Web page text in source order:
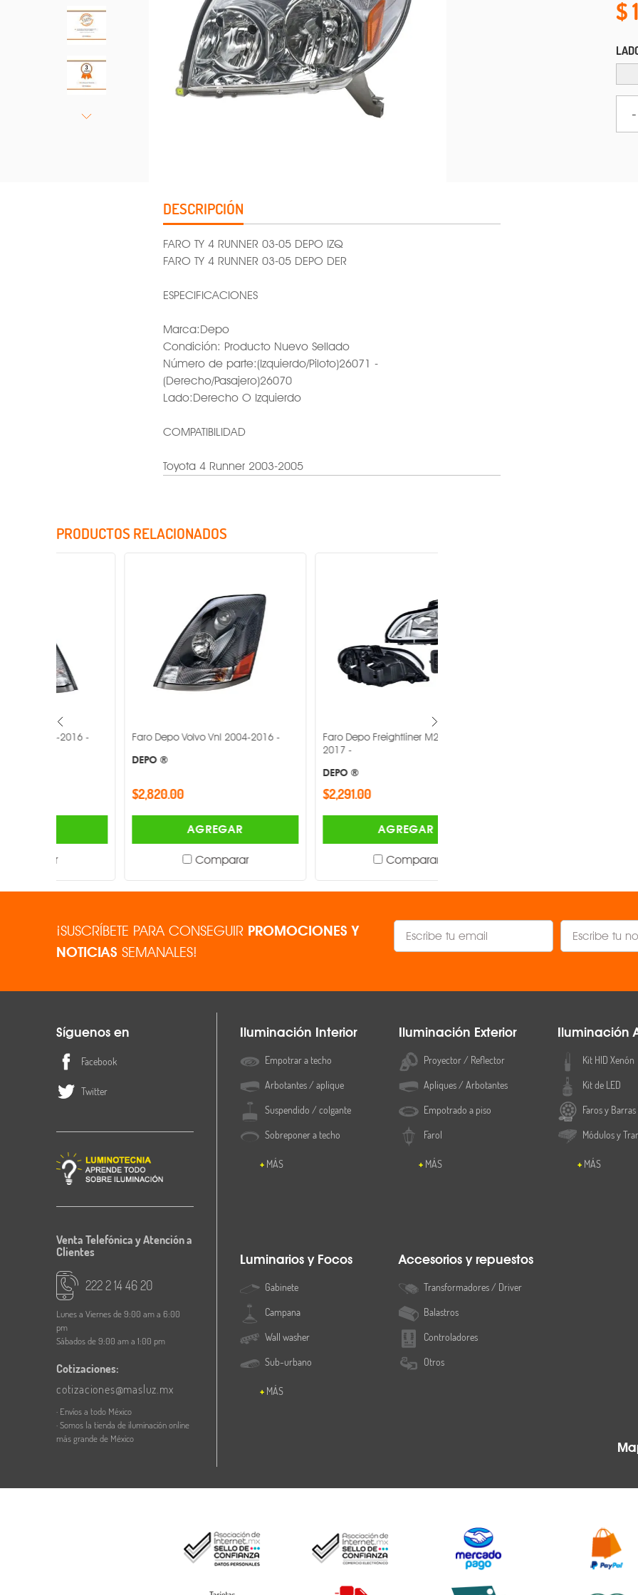
-
DESCRIPCIÓN
FARO TY 4 RUNNER 03-05 DEPO IZQ
FARO TY 4 RUNNER 03-05 DEPO DER
ESPECIFICACIONES
Marca:Depo
Condición: Producto Nuevo Sellado
Número de parte:(Izquierdo/Piloto)26071 -
(Derecho/Pasajero)26070
Lado:Derecho O Izquierdo
COMPATIBILIDAD
Toyota 4 Runner 2003-2005
PRODUCTOS RELACIONADOS
Faro Depo Volvo Vnl 2004-2016 -
Comparar
Faro Depo Freightliner M2 2002-
Comparar
¡SUSCRÍBETE PARA CONSEGUIR PROMOCIONES Y
NOTICIAS SEMANALES!
Síguenos en
Facebook
Twitter
Venta Telefónica y Atención a
Clientes
222 2 14 46 20
Lunes a Viernes de 9:00 am a 6:00
pm
Sábados de 9:00 am a 1:00 pm
Cotizaciones:
cotizaciones@masluz.mx
· Envíos a todo México
· Somos la tienda de iluminación online
más grande de México
Iluminación Interior
Empotrar a techo
Arbotantes / aplique
Suspendido / colgante
Sobreponer a techo
MÁS
Iluminación Exterior
Proyector / Reflector
Apliques / Arbotantes
Empotrado a piso
Farol
MÁS
Iluminación
Kit HID Xenón
Kit de LED
Faros y Barras
Módulos y
MÁS
Luminarios y Focos
Gabinete
Campana
Wall washer
Sub-urbano
MÁS
Accesorios y repuestos
Transformadores / Driver
Balastros
Controladores
Otros